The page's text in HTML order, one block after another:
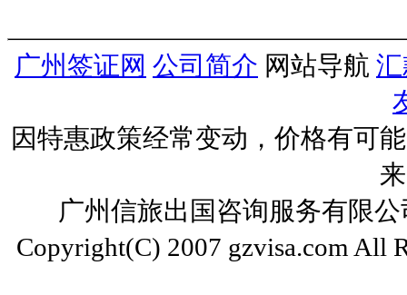
广州签证网 公司简介 网站导航
因特惠政策经常变动，价格有可
广州信旅出国咨询服务有限
Copyright(C) 2007 gzvisa.com All